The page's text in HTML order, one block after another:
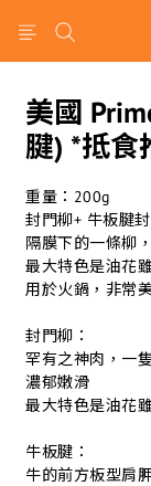
美國
腱) *抵食
重量：200g
封門柳+ 牛板腱
隔膜下的一條柳
最大特色是油花
用於火鍋，非常
封門柳：
罕有之神肉，一
濃郁嫩滑
最大特色是油花
牛板腱：
牛的前方板型肩